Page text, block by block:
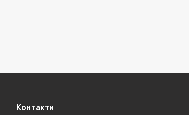
Контакти